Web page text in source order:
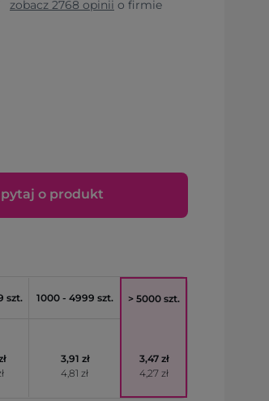
zobacz 2768 opinii o firmie
o produkt
szt. 1000 - 4999 szt. > 5000 szt.
3,91 zł
4,81 zł
3,47 zł
4,27 zł